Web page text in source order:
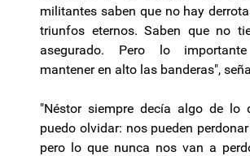
militantes saben que no hay
triunfos eternos. Saben que no
asegurado. Pero lo
mantener en alto las banderas",
"Néstor siempre decía algo de lo
puedo olvidar: nos pueden
pero lo que nunca nos van a